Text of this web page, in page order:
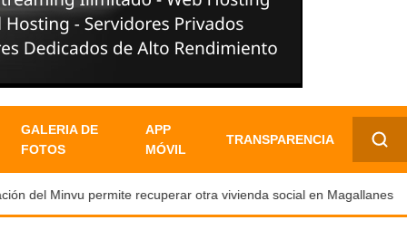
GALERIA DE
FOTOS
APP
MÓVIL
TRANSPARENCIA
✕
Minvu permite recuperar otra vivienda social en Magallanes